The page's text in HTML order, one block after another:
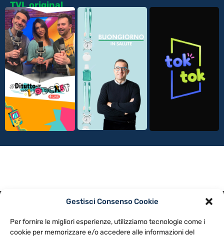
Gestisci Consenso Cookie
Per fornire le migliori esperienze, utilizziamo tecnologie come i
cookie per memorizzare e/o accedere alle informazioni del
TVL original
NOTE LEGALI
CONTATTACI PREFERENZE